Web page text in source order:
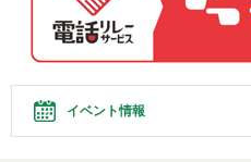
イベント情報